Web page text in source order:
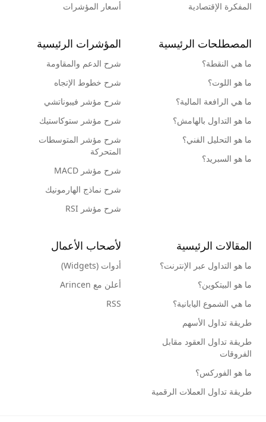
المفكرة الإقتصادية
أسعار المؤشرات
المصطلحات الرئيسية
ما هي النقطة؟
ما هو اللوت؟
ما هي الرافعة المالية؟
ما هو التداول بالهامش؟
ما هو التحليل الفني؟
ما هو السبريد؟
المؤشرات الرئيسية
شرح الدعم والمقاومة
شرح خطوط الإتجاه
شرح مؤشر فيبوناتشي
شرح مؤشر ستوكاستيك
شرح مؤشر المتوسطات
المتحركة
شرح مؤشر MACD
شرح نماذج الهارمونيك
شرح مؤشر RSI
المقالات الرئيسية
ما هو التداول عبر الإنترنت؟
ما هو البيتكوين؟
ما هي الشموع اليابانية؟
طريقة تداول الأسهم
طريقة تداول العقود مقابل
الفروقات
ما هو الفوركس؟
طريقة تداول العملات الرقمية
لأصحاب الأعمال
أدوات (Widgets)
أعلن مع Arincen
RSS